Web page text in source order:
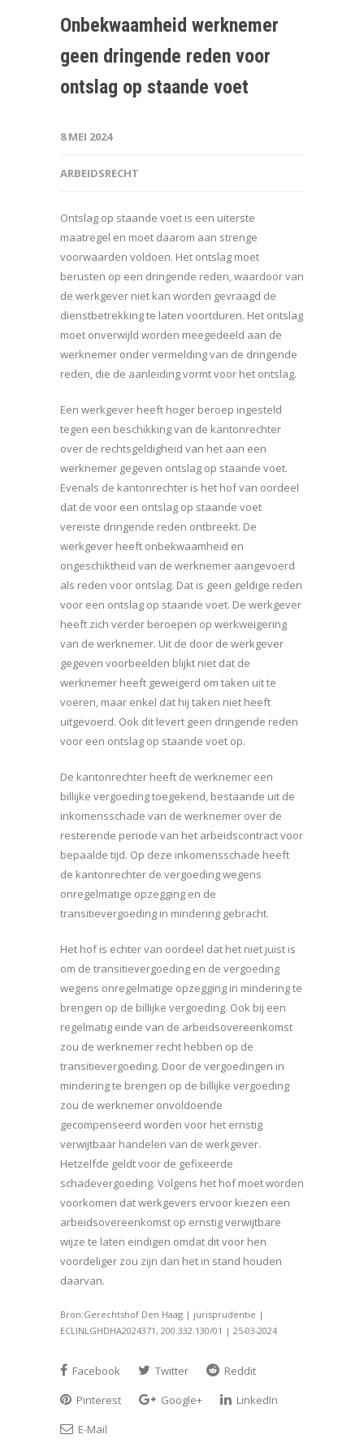
Onbekwaamheid werknemer
geen dringende reden voor
ontslag op staande voet
8 MEI 2024
ARBEIDSRECHT
Ontslag op staande voet is een uiterste
maatregel en moet daarom aan strenge
voorwaarden voldoen. Het ontslag moet
berusten op een dringende reden, waardoor van
de werkgever niet kan worden gevraagd de
dienstbetrekking te laten voortduren. Het ontslag
moet onverwijld worden meegedeeld aan de
werknemer onder vermelding van de dringende
reden, die de aanleiding vormt voor het ontslag.
Een werkgever heeft hoger beroep ingesteld
tegen een beschikking van de kantonrechter
over de rechtsgeldigheid van het aan een
werknemer gegeven ontslag op staande voet.
Evenals de kantonrechter is het hof van oordeel
dat de voor een ontslag op staande voet
vereiste dringende reden ontbreekt. De
werkgever heeft onbekwaamheid en
ongeschiktheid van de werknemer aangevoerd
als reden voor ontslag. Dat is geen geldige reden
voor een ontslag op staande voet. De werkgever
heeft zich verder beroepen op werkweigering
van de werknemer. Uit de door de werkgever
gegeven voorbeelden blijkt niet dat de
werknemer heeft geweigerd om taken uit te
voeren, maar enkel dat hij taken niet heeft
uitgevoerd. Ook dit levert geen dringende reden
voor een ontslag op staande voet op.
De kantonrechter heeft de werknemer een
billijke vergoeding toegekend, bestaande uit de
inkomensschade van de werknemer over de
resterende periode van het arbeidscontract voor
bepaalde tijd. Op deze inkomensschade heeft
de kantonrechter de vergoeding wegens
onregelmatige opzegging en de
transitievergoeding in mindering gebracht.
Het hof is echter van oordeel dat het niet juist is
om de transitievergoeding en de vergoeding
wegens onregelmatige opzegging in mindering te
brengen op de billijke vergoeding. Ook bij een
regelmatig einde van de arbeidsovereenkomst
zou de werknemer recht hebben op de
transitievergoeding. Door de vergoedingen in
mindering te brengen op de billijke vergoeding
zou de werknemer onvoldoende
gecompenseerd worden voor het ernstig
verwijtbaar handelen van de werkgever.
Hetzelfde geldt voor de gefixeerde
schadevergoeding. Volgens het hof moet worden
voorkomen dat werkgevers ervoor kiezen een
arbeidsovereenkomst op ernstig verwijtbare
wijze te laten eindigen omdat dit voor hen
voordeliger zou zijn dan het in stand houden
daarvan.
Bron:Gerechtshof Den Haag | jurisprudentie |
ECLINLGHDHA2024371, 200.332.130/01 | 25-03-2024
Facebook Twitter
Reddit
Pinterest
Google+
LinkedIn
E-Mail